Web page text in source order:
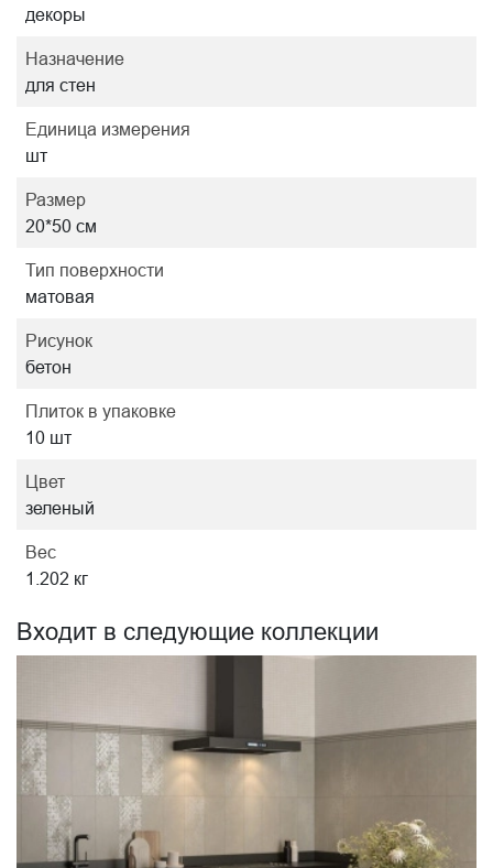
декоры
Назначение
для стен
Единица измерения
шт
Размер
20*50 см
Тип поверхности
матовая
Рисунок
бетон
Плиток в упаковке
10 шт
Цвет
зеленый
Вес
1.202 кг
Входит в следующие коллекции